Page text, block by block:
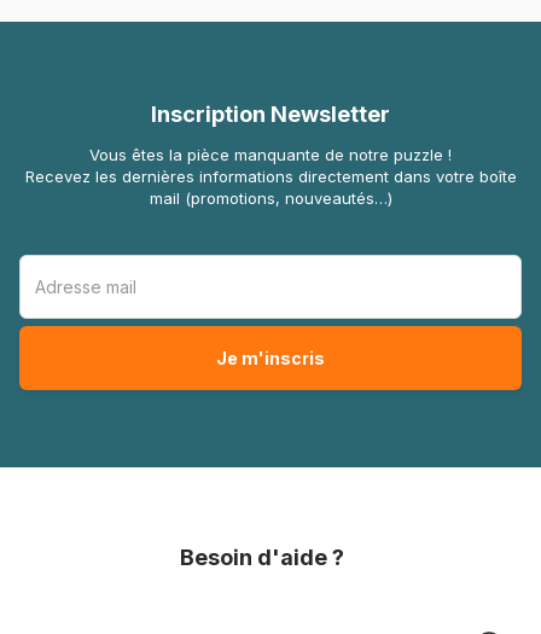
Inscription Newsletter
Vous êtes la pièce manquante de notre puzzle !
Recevez les dernières informations directement dans votre boîte
mail (promotions, nouveautés…)
Besoin d'aide ?